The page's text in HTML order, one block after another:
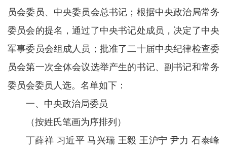
员会委员、中央委员会总书记；根据中央政治局常务
委员会的提名，通过了中央书记处成员，决定了中央
军事委员会组成人员；批准了二十届中央纪律检查委
员会第一次全体会议选举产生的书记、副书记和常务
委员会委员人选。名单如下：
一、中央政治局委员
（按姓氏笔画为序排列）
丁薛祥 习近平 马兴瑞 王毅 王沪宁 尹力 石泰峰